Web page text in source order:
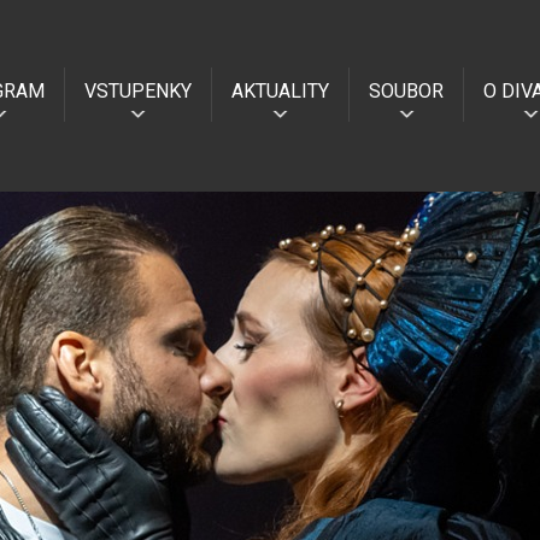
VSTUPENKY AKTUALITY SOUBOR O